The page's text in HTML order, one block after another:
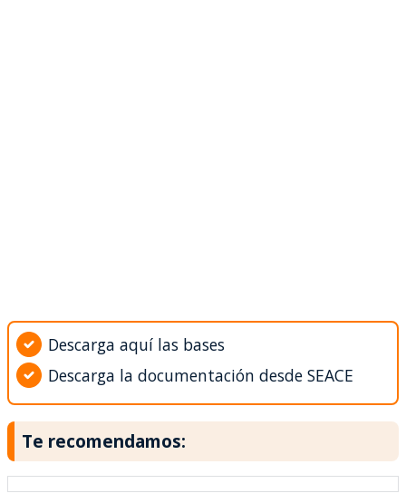
Descarga aquí las bases
Descarga la documentación desde SEACE
Te recomendamos: